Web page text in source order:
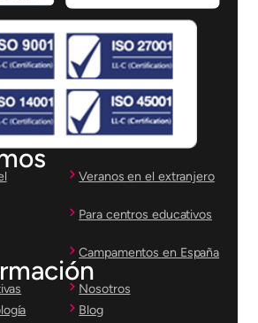
Veranos en el extranjero
Para centros educativos
Campamentos en España
Nosotros
Blog